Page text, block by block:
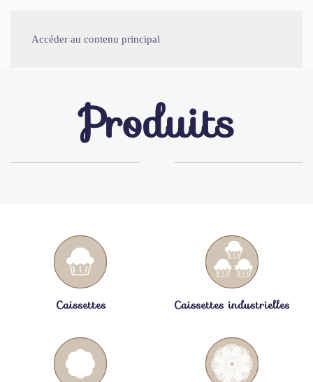
Accéder au contenu principal
Produits
Caissettes Caissettes industrielles